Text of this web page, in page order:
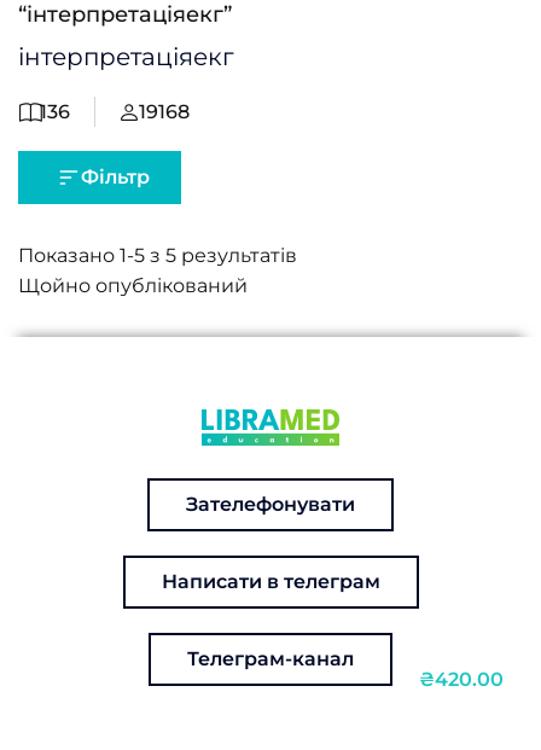
“інтерпретаціяекг”
інтерпретаціяекг
136 19168
Фільтр
Показано 1-5 з 5 результатів
₴420.00
Зателефонувати
Написати в телеграм
Телеграм-канал